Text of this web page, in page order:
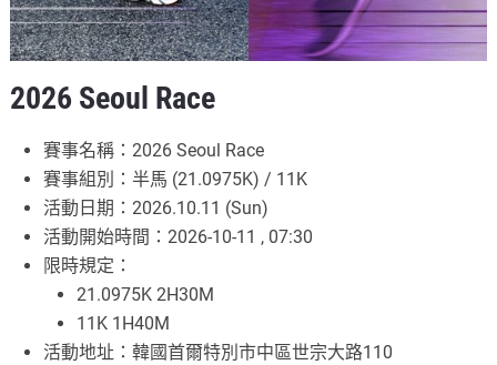
2026 Seoul Race
賽事名稱：2026 Seoul Race
賽事組別：半馬 (21.0975K) / 11K
活動日期：2026.10.11 (Sun)
活動開始時間：2026-10-11 , 07:30
限時規定：
21.0975K 2H30M
11K 1H40M
活動地址：韓國首爾特別市中區世宗大路110